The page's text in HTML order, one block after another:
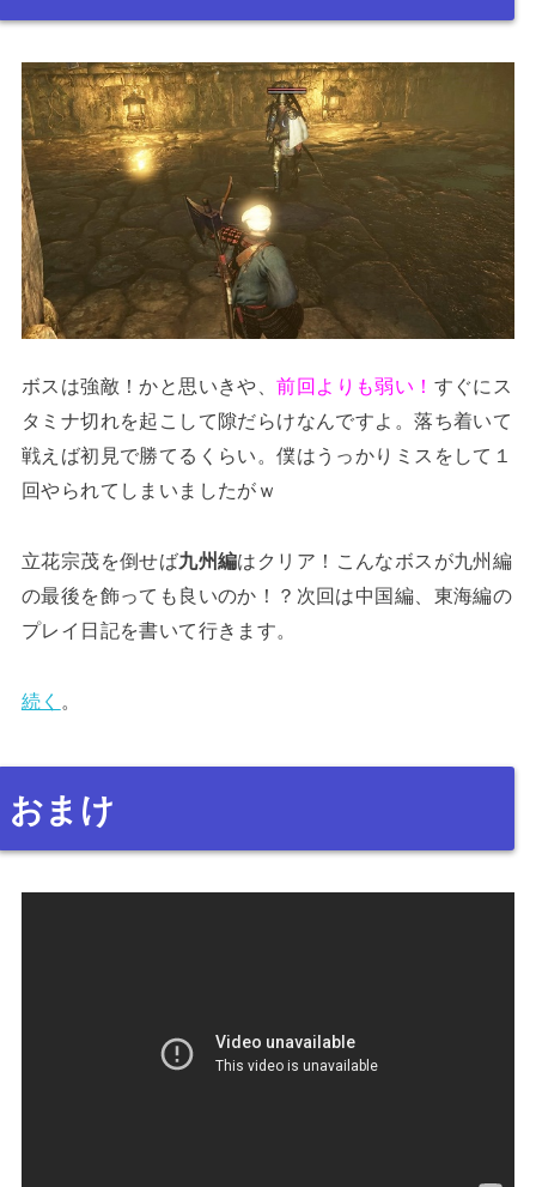
ボスは強敵！かと思いきや、前回よりも弱い！ すぐにス
タミナ切れを起こして隙だらけなんですよ。落ち着いて
戦えば初見で勝てるくらい。僕はうっかりミスをして１
回やられてしまいましたがｗ
立花宗茂を倒せば九州編はクリア！こんなボスが九州編
の最後を飾っても良いのか！？次回は中国編、東海編の
プレイ日記を書いて行きます。
続く 。
おまけ